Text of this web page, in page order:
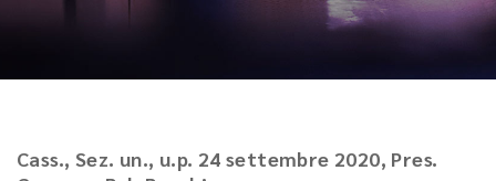
Cass., Sez. un., u.p. 24 settembre 2020, Pres.